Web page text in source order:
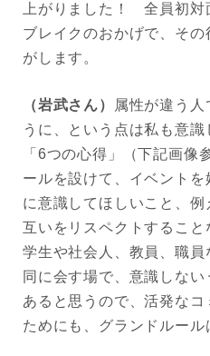
上がりました！ 全員初対
ブレイクのおかげで、そ
がします。
（岩武さん）
属性が違う人
うに、という点は私も意
「6つの心得」（下記画像
ールを設けて、イベント
に意識してほしいこと、
互いをリスペクトすること
学生や社会人、教員、職
同に会す場で、意識しな
あると思うので、活発な
ためにも、グランドルール